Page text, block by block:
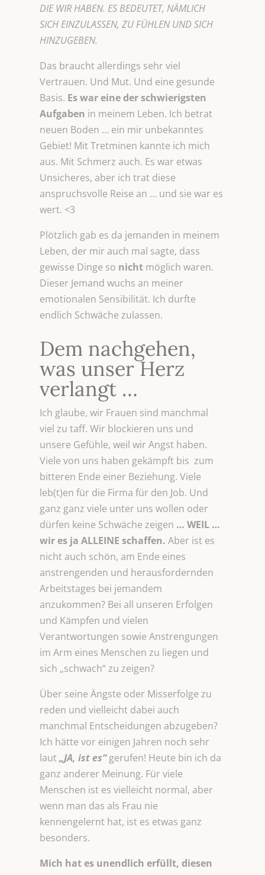
DIE WIR HABEN. ES BEDEUTET, NÄMLICH
SICH EINZULASSEN, ZU FÜHLEN UND SICH
HINZUGEBEN.
Das braucht allerdings sehr viel
Vertrauen. Und Mut. Und eine gesunde
Basis. Es war eine der schwierigsten
Aufgaben in meinem Leben. Ich betrat
neuen Boden … ein mir unbekanntes
Gebiet! Mit Tretminen kannte ich mich
aus. Mit Schmerz auch. Es war etwas
Unsicheres, aber ich trat diese
anspruchsvolle Reise an … und sie war es
wert. <3
Plötzlich gab es da jemanden in meinem
Leben, der mir auch mal sagte, dass
gewisse Dinge so nicht möglich waren.
Dieser Jemand wuchs an meiner
emotionalen Sensibilität. Ich durfte
endlich Schwäche zulassen.
Dem nachgehen,
was unser Herz
verlangt …
Ich glaube, wir Frauen sind manchmal
viel zu taff. Wir blockieren uns und
unsere Gefühle, weil wir Angst haben.
Viele von uns haben gekämpft bis zum
bitteren Ende einer Beziehung. Viele
leb(t)en für die Firma für den Job. Und
ganz ganz viele unter uns wollen oder
dürfen keine Schwäche zeigen … WEIL …
wir es ja ALLEINE schaffen. Aber ist es
nicht auch schön, am Ende eines
anstrengenden und herausfordernden
Arbeitstages bei jemandem
anzukommen? Bei all unseren Erfolgen
und Kämpfen und vielen
Verantwortungen sowie Anstrengungen
im Arm eines Menschen zu liegen und
sich „schwach“ zu zeigen?
Über seine Ängste oder Misserfolge zu
reden und vielleicht dabei auch
manchmal Entscheidungen abzugeben?
Ich hätte vor einigen Jahren noch sehr
laut„JA, ist es“gerufen! Heute bin ich da
ganz anderer Meinung. Für viele
Menschen ist es vielleicht normal, aber
wenn man das als Frau nie
kennengelernt hat, ist es etwas ganz
besonders.
Mich hat es unendlich erfüllt, diesen